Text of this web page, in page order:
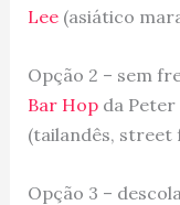
Lee(asiático
Opção 2 – sem
Bar Hopda Peter
(tailandês, street
Opção 3 –